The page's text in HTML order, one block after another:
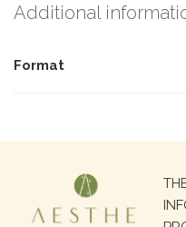
Additional
Format
Search
for: